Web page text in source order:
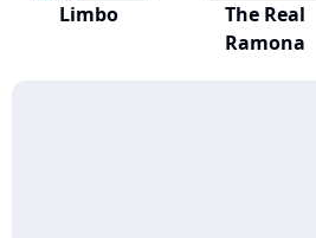
Limbo
The Real
Ramona